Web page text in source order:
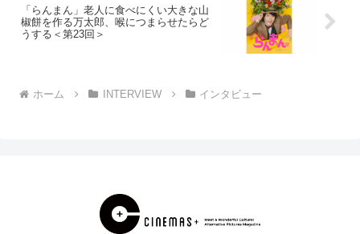
「らんまん」老人に食べにくい大きな山
椒餅を作る万太郎、喉につまらせたらど
うする＜第23回＞
ホーム INTERVIEW インタビュー